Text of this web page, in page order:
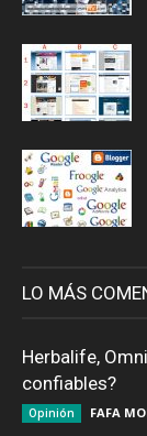
LO MÁS
Herbalife,
confiables?
Opinión FAFA